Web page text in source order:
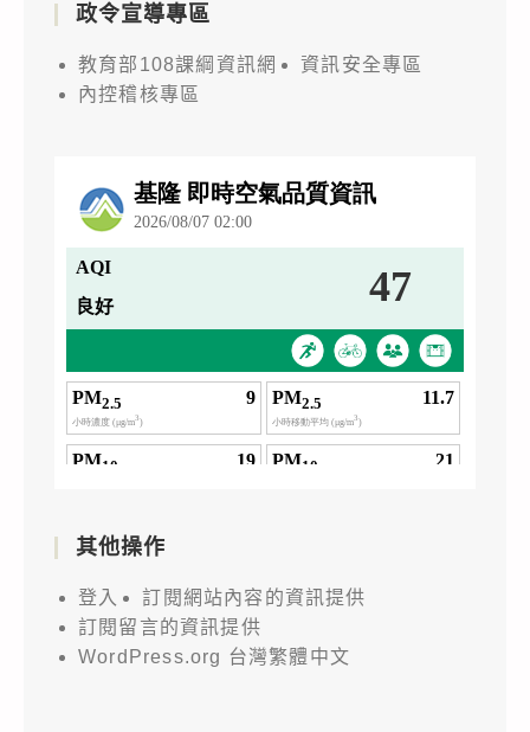
政令宣導專區
教育部108課綱資訊網
資訊安全專區
內控稽核專區
其他操作
登入
訂閱網站內容的資訊提供
訂閱留言的資訊提供
WordPress.org 台灣繁體中文